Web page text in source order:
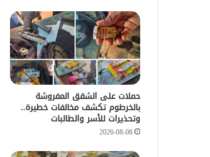
حملات على الشقق المفروشة
بالخرطوم تكشف مخالفات خطيرة..
وتحذيرات للأسر والطالبات
2026-08-08